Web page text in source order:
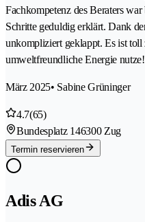
Fachkompetenz des Beraters
Schritte geduldig erklärt. Dank
unkompliziert geklappt. Es ist toll
umweltfreundliche Energie nutze!
März 2025• Sabine Grüninger
4.7(65)
Bundesplatz 146300 Zug
Termin reservieren
Adis AG